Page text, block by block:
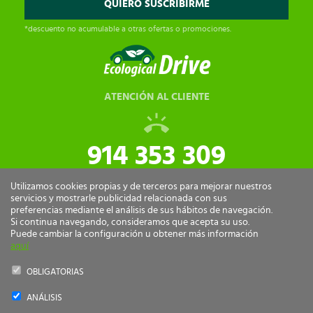
*descuento no acumulable a otras ofertas o promociones.
ATENCIÓN AL CLIENTE
914 353 309
tiendaonline@ecologicaldrive.com
Utilizamos cookies propias y de terceros para mejorar nuestros
servicios y mostrarle publicidad relacionada con sus
preferencias mediante el análisis de sus hábitos de navegación.
Si continua navegando, consideramos que acepta su uso.
Puede cambiar la configuración u obtener más información
aquí
OBLIGATORIAS
ANÁLISIS